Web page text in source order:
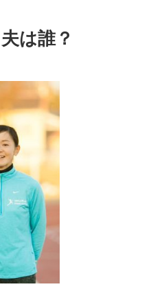
は誰？